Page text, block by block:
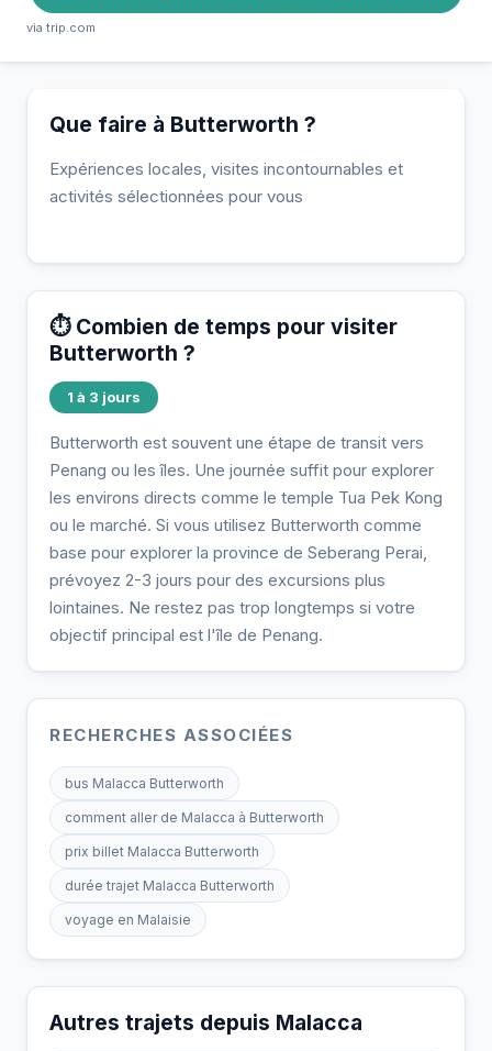
via trip.com
Que faire à Butterworth ?
Expériences locales, visites incontournables et
activités sélectionnées pour vous
⏱️ Combien de temps pour visiter
Butterworth ?
1 à 3 jours
Butterworth est souvent une étape de transit vers
Penang ou les îles. Une journée suffit pour explorer
les environs directs comme le temple Tua Pek Kong
ou le marché. Si vous utilisez Butterworth comme
base pour explorer la province de Seberang Perai,
prévoyez 2-3 jours pour des excursions plus
lointaines. Ne restez pas trop longtemps si votre
objectif principal est l'île de Penang.
RECHERCHES ASSOCIÉES
bus Malacca Butterworth
comment aller de Malacca à Butterworth
prix billet Malacca Butterworth
durée trajet Malacca Butterworth
voyage en Malaisie
Autres trajets depuis Malacca